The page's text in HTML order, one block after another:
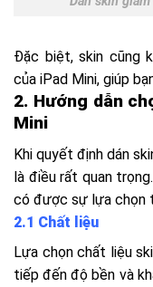
Đặc biệt, skin cũng
của iPad Mini, giúp
2. Hướng dẫn
Mini
Khi quyết định dán
là điều rất quan
có được sự lựa chọn
2.1 Chất liệu
Lựa chọn chất liệu
tiếp đến độ bền và